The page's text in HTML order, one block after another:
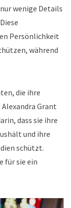
wenige Details
Persönlichkeit
während
die ihre
Grant
dass sie ihre
und ihre
schützt.
für sie ein